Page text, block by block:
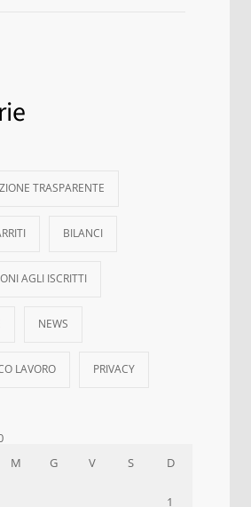
TRASPARENTE
BILANCI
AGLI ISCRITTI
NEWS
LAVORO PRIVACY
M G V S D
1